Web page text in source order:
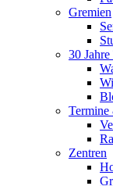
Gremien
30
Termine
Zentren